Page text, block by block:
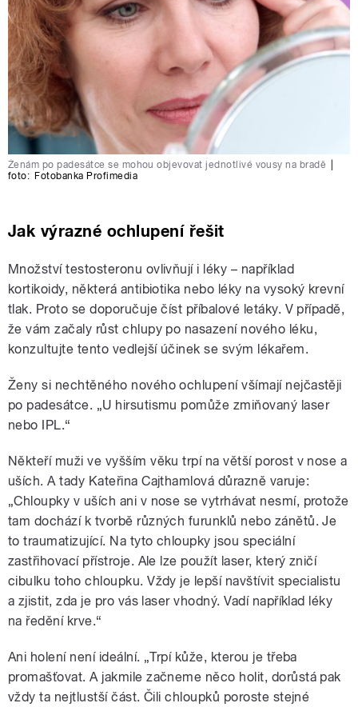
Ženám po padesátce se mohou objevovat jednotlivé vousy na bradě
foto: Fotobanka Profimedia
Jak výrazné ochlupení řešit
Množství testosteronu ovlivňují i léky – například
kortikoidy, některá antibiotika nebo léky na vysoký krevní
tlak. Proto se doporučuje číst příbalové letáky. V případě,
že vám začaly růst chlupy po nasazení nového léku,
konzultujte tento vedlejší účinek se svým lékařem.
Ženy si nechtěného nového ochlupení všímají nejčastěji
po padesátce. „U hirsutismu pomůže zmiňovaný laser
nebo IPL.“
Někteří muži ve vyšším věku trpí na větší porost v nose a
uších. A tady Kateřina Cajthamlová důrazně varuje:
„Chloupky v uších ani v nose se vytrhávat nesmí, protože
tam dochází k tvorbě různých furunklů nebo zánětů. Je
to traumatizující. Na tyto chloupky jsou speciální
zastřihovací přístroje. Ale lze použít laser, který zničí
cibulku toho chloupku. Vždy je lepší navštívit specialistu
a zjistit, zda je pro vás laser vhodný. Vadí například léky
na ředění krve.“
Ani holení není ideální. „Trpí kůže, kterou je třeba
promašťovat. A jakmile začneme něco holit, dorůstá pak
vždy ta nejtlustší část. Čili chloupků poroste stejné